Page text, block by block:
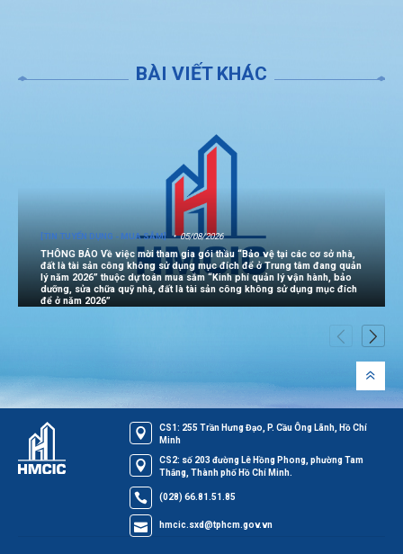
BÀI VIẾT KHÁC
[TIN TUYỂN DỤNG - MUA SẮM] 05/08/2026
THÔNG BÁO Về việc mời tham gia gói thầu “Bảo vệ tại các cơ sở nhà,
đất là tài sản công không sử dụng mục đích để ở Trung tâm đang quản
lý năm 2026” thuộc dự toán mua sắm “Kinh phí quản lý vận hành, bảo
dưỡng, sửa chữa quỹ nhà, đất là tài sản công không sử dụng mục đích
để ở năm 2026”
CS1: 255 Trần Hưng Đạo, P. Cầu Ông Lãnh, Hồ Chí
Minh
CS2: số 203 đường Lê Hồng Phong, phường Tam
Thắng, Thành phố Hồ Chí Minh.
(028) 66.81.51.85
hmcic.sxd@tphcm.gov.vn